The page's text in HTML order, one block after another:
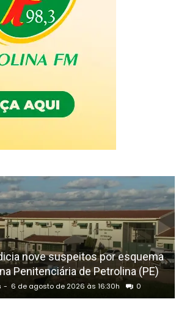
nove suspeitos por esquema
Penitenciária de Petrolina (PE)
- 6 de agosto de 2026 às 16:30h 0